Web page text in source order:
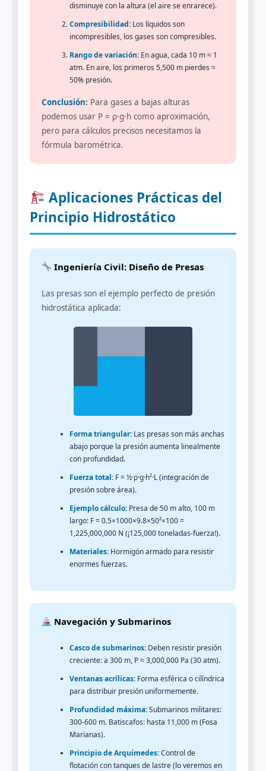
disminuye con la altura (el aire se enrarece).
Compresibilidad: Los líquidos son
incompresibles, los gases son compresibles.
Rango de variación: En agua, cada 10 m ≈ 1
atm. En aire, los primeros 5,500 m pierdes ≈
50% presión.
Conclusión: Para gases a bajas alturas
podemos usar P = ρ·g·h como aproximación,
pero para cálculos precisos necesitamos la
fórmula barométrica.
Aplicaciones Prácticas del
Principio Hidrostático
Ingeniería Civil: Diseño de Presas
Las presas son el ejemplo perfecto de presión
hidrostática aplicada:
Forma triangular: Las presas son más anchas
abajo porque la presión aumenta linealmente
con profundidad.
Fuerza total: F = ½·ρ·g·h²·L (integración de
presión sobre área).
Ejemplo cálculo: Presa de 50 m alto, 100 m
largo: F = 0.5×1000×9.8×50²×100 =
1,225,000,000 N (¡125,000 toneladas-fuerza!).
Materiales: Hormigón armado para resistir
enormes fuerzas.
Navegación y Submarinos
Casco de submarinos: Deben resistir presión
creciente: a 300 m, P ≈ 3,000,000 Pa (30 atm).
Ventanas acrílicas: Forma esférica o cilíndrica
para distribuir presión uniformemente.
Profundidad máxima:Submarinos militares:
300-600 m. Batiscafos: hasta 11,000 m (Fosa
Marianas).
Principio de Arquímedes:Control de
flotación con tanques de lastre (lo veremos en